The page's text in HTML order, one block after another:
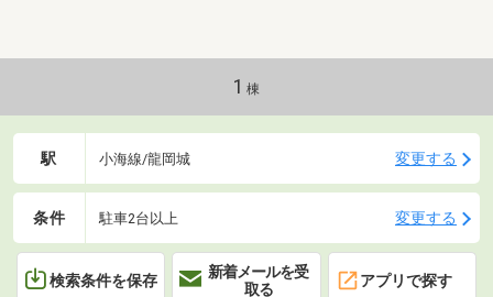
1 棟
駅 小海線/龍岡城 変更する
条件 駐車2台以上 変更する
検索条件を保存
新着メールを受
取る
アプリで探す